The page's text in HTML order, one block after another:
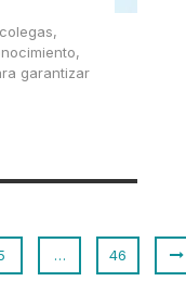
garantizar
… 46